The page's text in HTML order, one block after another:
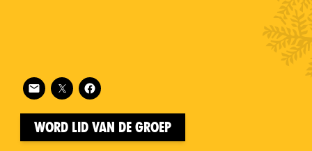
Follow XR Merseyside on
Word lid van de groep